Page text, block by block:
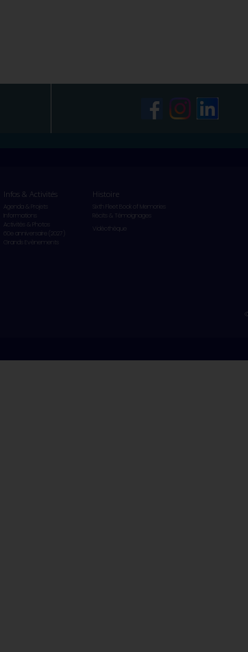
Infos & Activités
Agenda & Projets
Informations
Activités & Photos
60e anniversaire (2027)
Grands Evènements
Histoire
Sixth Fleet Book of Memories
Récits & Témoignages
Vidéothèque